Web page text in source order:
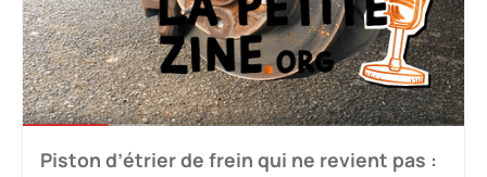
Piston d’étrier de frein qui ne revient pas :